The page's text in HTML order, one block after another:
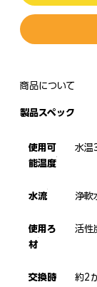
商品について
製品スペック
使用可
能温度
水
水流 浄軟
使用ろ
材
活性
交換時
約2